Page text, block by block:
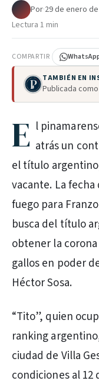
Por·29 de enero
Lectura 1 min
COMPARTIR
TAMBIÉN EN
Publicada
E l
atrás un
el título
vacante. La
fuego para
busca del título
obtener la
gallos en poder
Héctor Sosa.
“Tito”, quien
ranking
ciudad de Villa
condiciones al 12